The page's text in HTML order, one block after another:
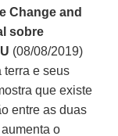
Change and
sobre
(08/08/2019)
terra e seus
que existe
entre as duas
o